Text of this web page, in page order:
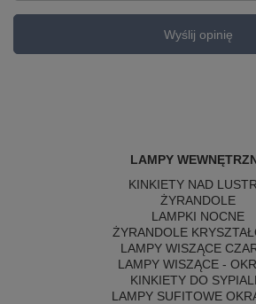
Wyślij opinię
LAMPY
KINKIETY NAD
ŻYRANDOLE
LAMPKI NOCNE
ŻYRANDOLE
LAMPY WISZĄCE
LAMPY WISZĄCE -
KINKIETY DO
LAMPY SUFITOWE